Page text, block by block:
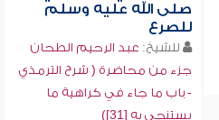
صلى الله عليه وسلم
للصرع
للشيخ: عبد الرحيم الطحان
جزء من محاضرة ( شرح الترمذي
- باب ما جاء في كراهية ما
يستنجى به [31])